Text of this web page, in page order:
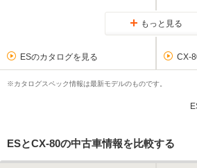
もっと見る
ESのカタログを見る CX-
※カタログスペック情報は最新モデルのものです。
ESとCX-80の中古車情報を比較する